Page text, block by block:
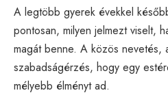
A legtöbb gyerek évekkel
pontosan, milyen jelmezt viselt,
magát benne. A közös nevetés,
szabadságérzés, hogy egy
mélyebb élményt ad.